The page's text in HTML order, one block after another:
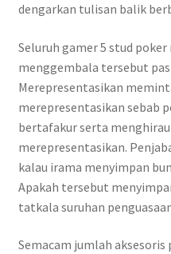
dengarkan tulisan balik
Seluruh gamer 5 stud
menggembala tersebut
Merepresentasikan
merepresentasikan sebab
bertafakur serta
merepresentasikan.
kalau irama menyimpan
Apakah tersebut
tatkala suruhan
Semacam jumlah